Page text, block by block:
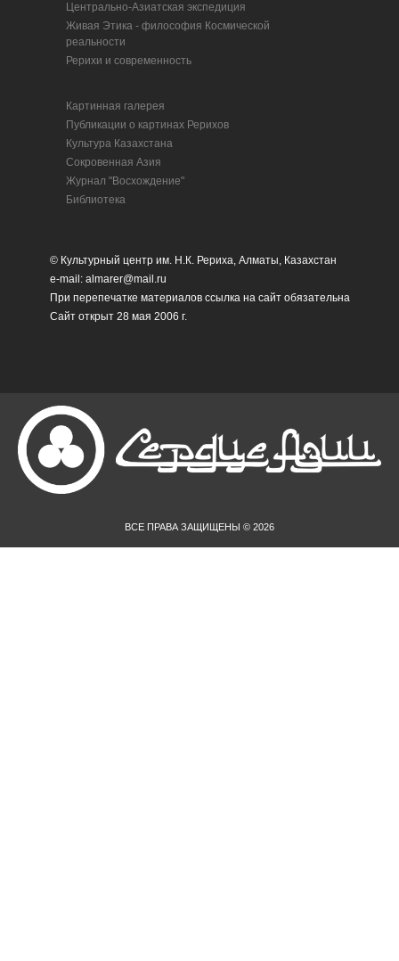
Центрально-Азиатская экспедиция
Живая Этика - философия Космической
реальности
Рерихи и современность
Картинная галерея
Публикации о картинах Рерихов
Культура Казахстана
Сокровенная Азия
Журнал "Восхождение"
Библиотека
© Культурный центр им. Н.К. Рериха, Алматы, Казахстан
e-mail: almarer@mail.ru
При перепечатке материалов ссылка на сайт обязательна
Сайт открыт 28 мая 2006 г.
ВСЕ ПРАВА ЗАЩИЩЕНЫ © 2026